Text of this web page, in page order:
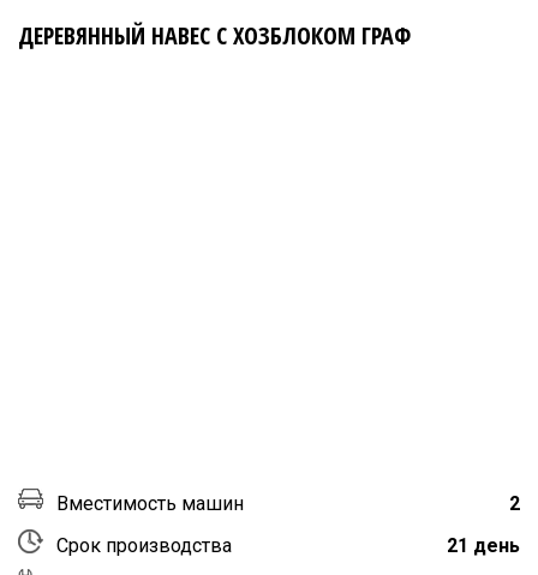
ДЕРЕВЯННЫЙ НАВЕС С ХОЗБЛОКОМ ГРАФ
Вместимость машин
2
Срок производства
21 день